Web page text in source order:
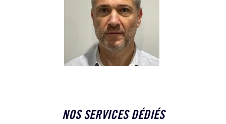
NOS SERVICES DÉDIÉS